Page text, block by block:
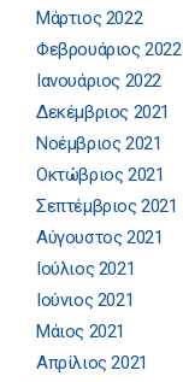
Μάρτιος 2022
Φεβρουάριος 2022
Ιανουάριος 2022
Δεκέμβριος 2021
Νοέμβριος 2021
Οκτώβριος 2021
Σεπτέμβριος 2021
Αύγουστος 2021
Ιούλιος 2021
Ιούνιος 2021
Μάιος 2021
Απρίλιος 2021